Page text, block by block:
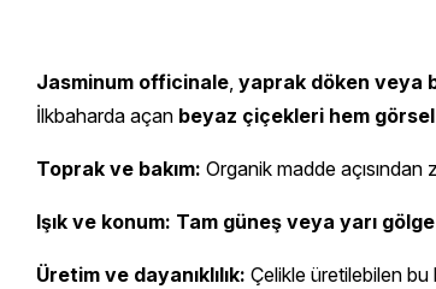
Jasminum officinale yaprak döken veya
İlkbaharda açan beyaz çiçekleri hem
Toprak ve bakım: Organik madde açısından
Işık ve konum: Tam güneş veya yarı
Üretim ve dayanıklılık: Çelikle üretilebilen bu